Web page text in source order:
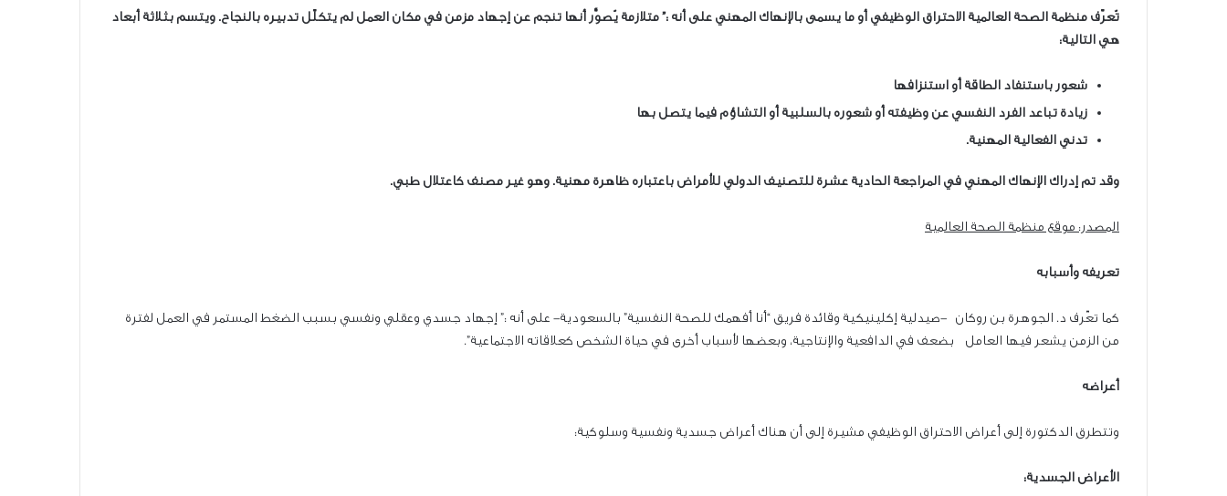
تُعرّف منظمة الصحة العالمية الاحتراق الوظيفي أو ما يسمى بالإنهاك المهني على أنه :” متلازمة يُصوَّر أنها تنجم عن إجهاد مزمن في مكان العمل لم يتكلّل تدبيره بالنجاح. ويتسم بثلاثة أبعاد
هي التالية:
شعور باستنفاد الطاقة أو استنزافها
زيادة تباعد الفرد النفسي عن وظيفته أو شعوره بالسلبية أو التشاؤم فيما يتصل بها
تدني الفعالية المهنية.
وقد تم إدراك الإنهاك المهني في المراجعة الحادية عشرة للتصنيف الدولي للأمراض باعتباره ظاهرة مهنية. وهو غير مصنف كاعتلال طبي.
المصدر: موقع منظمة الصحة العالمية
تعريفه وأسبابه
كما تعّرف د. الجوهرة بن روكان -صيدلية إكلينيكية وقائدة فريق “أنا أفهمك للصحة النفسية” بالسعودية- على أنه :” إجهاد جسدي وعقلي ونفسي بسبب الضغط المستمر في العمل لفترة
من الزمن يشعر فيها العامل بضعف في الدافعية والإنتاجية، وبعضها لأسباب أخرى في حياة الشخص كعلاقاته الاجتماعية”.
أعراضه
وتتطرق الدكتورة إلى أعراض الاحتراق الوظيفي مشيرة إلى أن هناك أعراض جسدية ونفسية وسلوكية:
الأعراض الجسدية: